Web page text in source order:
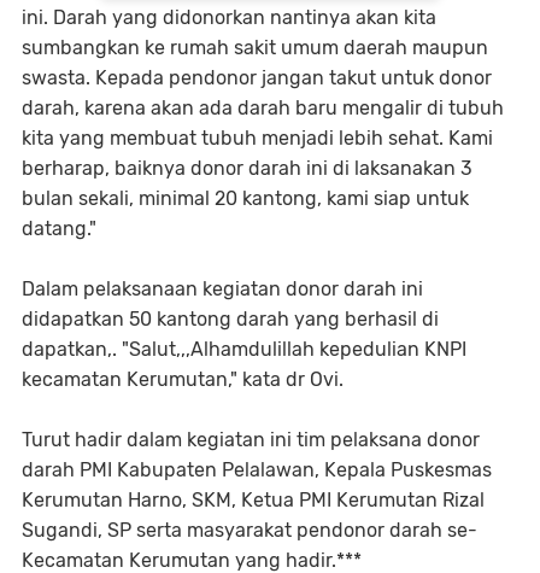
ini. Darah yang didonorkan nantinya akan kita
sumbangkan ke rumah sakit umum daerah maupun
swasta. Kepada pendonor jangan takut untuk donor
darah, karena akan ada darah baru mengalir di tubuh
kita yang membuat tubuh menjadi lebih sehat. Kami
berharap, baiknya donor darah ini di laksanakan 3
bulan sekali, minimal 20 kantong, kami siap untuk
datang."
Dalam pelaksanaan kegiatan donor darah ini
didapatkan 50 kantong darah yang berhasil di
dapatkan,. "Salut,,,Alhamdulillah kepedulian KNPI
kecamatan Kerumutan," kata dr Ovi.
Turut hadir dalam kegiatan ini tim pelaksana donor
darah PMI Kabupaten Pelalawan, Kepala Puskesmas
Kerumutan Harno, SKM, Ketua PMI Kerumutan Rizal
Sugandi, SP serta masyarakat pendonor darah se-
Kecamatan Kerumutan yang hadir.***